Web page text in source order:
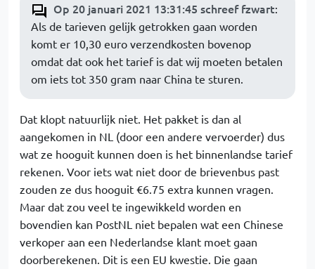
Op 20 januari 2021 13:31:45 schreef fzwart:
Als de tarieven gelijk getrokken gaan worden
komt er 10,30 euro verzendkosten bovenop
omdat dat ook het tarief is dat wij moeten betalen
om iets tot 350 gram naar China te sturen.
Dat klopt natuurlijk niet. Het pakket is dan al
aangekomen in NL (door een andere vervoerder) dus
wat ze hooguit kunnen doen is het binnenlandse tarief
rekenen. Voor iets wat niet door de brievenbus past
zouden ze dus hooguit €6.75 extra kunnen vragen.
Maar dat zou veel te ingewikkeld worden en
bovendien kan PostNL niet bepalen wat een Chinese
verkoper aan een Nederlandse klant moet gaan
doorberekenen. Dit is een EU kwestie. Die gaan